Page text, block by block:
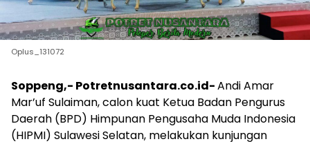
Oplus_131072
Soppeng,- Potretnusantara.co.id-Andi Amar
Mar’uf Sulaiman, calon kuat Ketua Badan Pengurus
Daerah (BPD) Himpunan Pengusaha Muda Indonesia
(HIPMI) Sulawesi Selatan, melakukan kunjungan